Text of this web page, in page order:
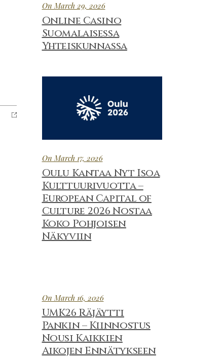
On March 29, 2026
Online Casino
Suomalaisessa
Yhteiskunnassa
On March 17, 2026
Oulu Kantaa Nyt Isoa
Kulttuurivuotta –
European Capital of
Culture 2026 Nostaa
Koko Pohjoisen
Näkyviin
On March 16, 2026
UMK26 Räjäytti
Pankin – Kiinnostus
Nousi Kaikkien
Aikojen Ennätykseen